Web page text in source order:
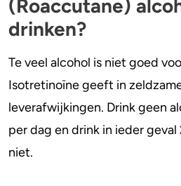
Gezondheid
Mentale gezondheid
Verslaving
Kinderwens &
Alcohol en opvoeden
Standaardglazen en
Feiten en Fabels
(Roaccutane)
drinken?
Te veel alcohol is niet goed
Isotretinoïne geeft in
leverafwijkingen. Drink geen
per dag en drink in ieder
niet.